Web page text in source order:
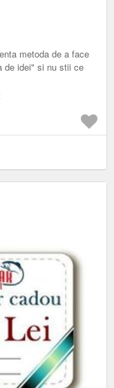
metoda de a face
de idei" si nu stii ce